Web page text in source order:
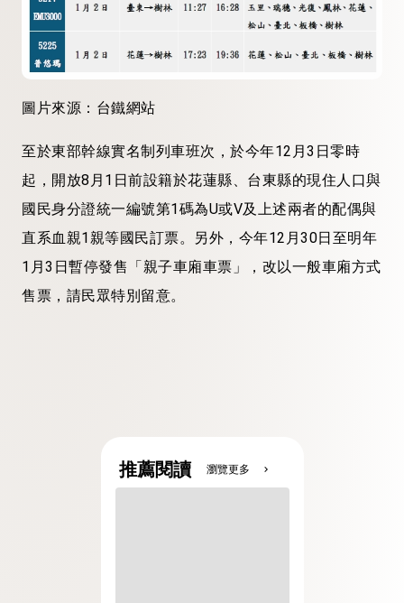
圖片來源：台鐵網站
至於東部幹線實名制列車班次，於今年12月3日零時
起，開放8月1日前設籍於花蓮縣、台東縣的現住人口與
國民身分證統一編號第1碼為U或V及上述兩者的配偶與
直系血親1親等國民訂票。另外，今年12月30日至明年
1月3日暫停發售「親子車廂車票」，改以一般車廂方式
售票，請民眾特別留意。
推薦閱讀 瀏覽更多 chevron_right